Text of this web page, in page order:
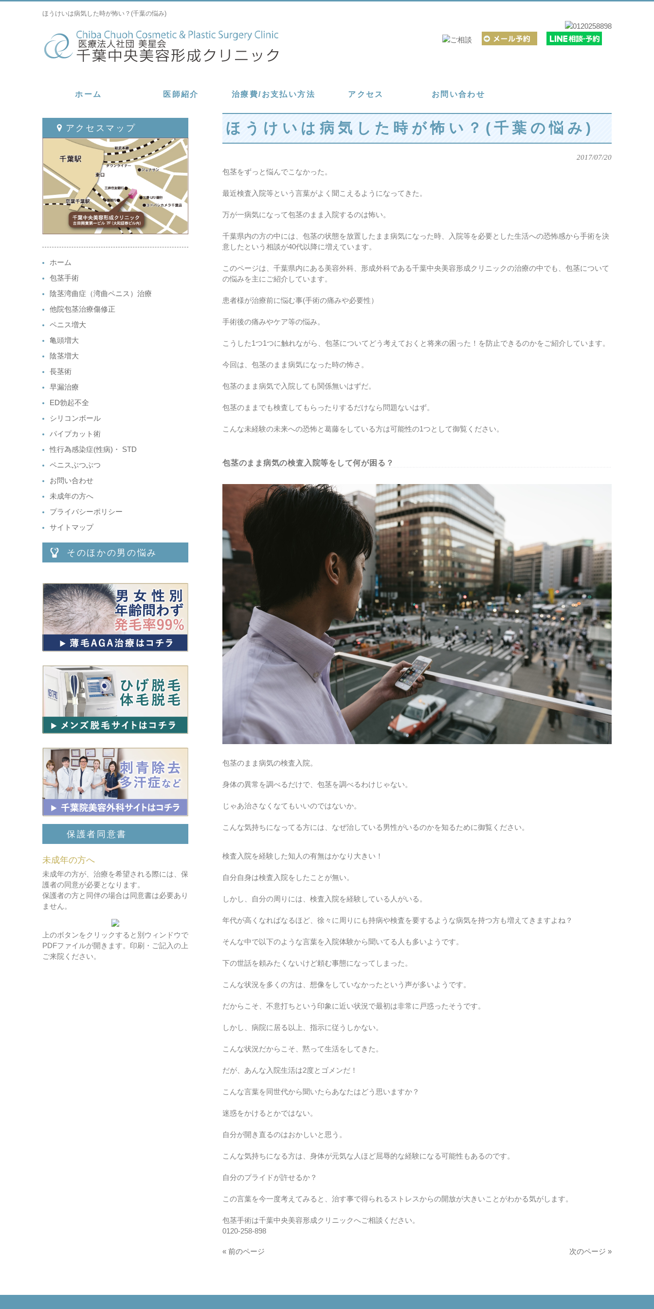
ほうけいは病気した時が怖い？(千葉の悩み)
ホーム 医師紹介 治療費/お支払い方法 アクセス お問い合わせ
ほうけいは病気した時が怖い？(千葉の悩み)
2017/07/20
包茎をずっと悩んでこなかった。
最近検査入院等という言葉がよく聞こえるようになってきた。
万が一病気になって包茎のまま入院するのは怖い。
千葉県内の方の中には、包茎の状態を放置したまま病気になった時、入院等を必要とした生活への恐怖感から手術を決
意したという相談が40代以降に増えています。
このページは、千葉県内にある美容外科、形成外科である千葉中央美容形成クリニックの治療の中でも、包茎について
の悩みを主にご紹介しています。
患者様が治療前に悩む事(手術の痛みや必要性）
手術後の痛みやケア等の悩み。
こうした1つ1つに触れながら、包茎についてどう考えておくと将来の困った！を防止できるのかをご紹介しています。
今回は、包茎のまま病気になった時の怖さ。
包茎のまま病気で入院しても関係無いはずだ。
包茎のままでも検査してもらったりするだけなら問題ないはず。
こんな未経験の未来への恐怖と葛藤をしている方は可能性の1つとして御覧ください。
包茎のまま病気の検査入院等をして何が困る？
包茎のまま病気の検査入院。
身体の異常を調べるだけで、包茎を調べるわけじゃない。
じゃあ治さなくなてもいいのではないか。
こんな気持ちになってる方には、なぜ治している男性がいるのかを知るために御覧ください。
検査入院を経験した知人の有無はかなり大きい！
自分自身は検査入院をしたことが無い。
しかし、自分の周りには、検査入院を経験している人がいる。
年代が高くなればなるほど、徐々に周りにも持病や検査を要するような病気を持つ方も増えてきますよね？
そんな中で以下のような言葉を入院体験から聞いてる人も多いようです。
下の世話を頼みたくないけど頼む事態になってしまった。
こんな状況を多くの方は、想像をしていなかったという声が多いようです。
だからこそ、不意打ちという印象に近い状況で最初は非常に戸惑ったそうです。
しかし、病院に居る以上、指示に従うしかない。
こんな状況だからこそ、黙って生活をしてきた。
だが、あんな入院生活は2度とゴメンだ！
こんな言葉を同世代から聞いたらあなたはどう思いますか？
迷惑をかけるとかではない。
自分が開き直るのはおかしいと思う。
こんな気持ちになる方は、身体が元気な人ほど屈辱的な経験になる可能性もあるのです。
自分のプライドが許せるか？
この言葉を今一度考えてみると、治す事で得られるストレスからの開放が大きいことがわかる気がします。
包茎手術は千葉中央美容形成クリニックへご相談ください。
0120-258-898
« 前のページ 次のページ »
アクセスマップ
ホーム
包茎手術
陰茎湾曲症（湾曲ペニス）治療
他院包茎治療傷修正
ペニス増大
亀頭増大
陰茎増大
長茎術
早漏治療
ED勃起不全
シリコンボール
パイプカット術
性行為感染症(性病)・ STD
ペニスぶつぶつ
お問い合わせ
未成年の方へ
プライバシーポリシー
サイトマップ
そのほかの男の悩み
保護者同意書
未成年の方へ
未成年の方が、治療を希望される際には、保
護者の同意が必要となります。
保護者の方と同伴の場合は同意書は必要あり
ません。
上のボタンをクリックすると別ウィンドウで
PDFファイルが開きます。印刷・ご記入の上
ご来院ください。